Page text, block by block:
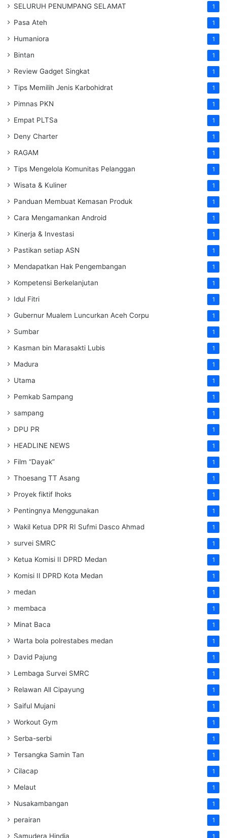
SELURUH PENUMPANG SELAMAT 1
Pasa Ateh 1
Humaniora 1
Bintan 1
Review Gadget Singkat 1
Tips Memilih Jenis Karbohidrat 1
Pimnas PKN 1
Empat PLTSa 1
Deny Charter 1
RAGAM 1
Tips Mengelola Komunitas Pelanggan 1
Wisata & Kuliner 1
Panduan Membuat Kemasan Produk 1
Cara Mengamankan Android 1
Kinerja & Investasi 1
Pastikan setiap ASN 1
Mendapatkan Hak Pengembangan 1
Kompetensi Berkelanjutan 1
Idul Fitri 1
Gubernur Mualem Luncurkan Aceh Corpu 1
Sumbar 1
Kasman bin Marasakti Lubis 1
Madura 1
Utama 1
Pemkab Sampang 1
sampang 1
DPU PR 1
HEADLINE NEWS 1
Film “Dayak” 1
Thoesang TT Asang 1
Proyek fiktif lhoks 1
Pentingnya Menggunakan 1
Wakil Ketua DPR RI Sufmi Dasco Ahmad 1
survei SMRC 1
Ketua Komisi II DPRD Medan 1
Komisi II DPRD Kota Medan 1
medan 1
membaca 1
Minat Baca 1
Warta bola polrestabes medan 1
David Pajung 1
Lembaga Survei SMRC 1
Relawan All Cipayung 1
Saiful Mujani 1
Workout Gym 1
Serba-serbi 1
Tersangka Samin Tan 1
Cilacap 1
Melaut 1
Nusakambangan 1
perairan 1
Samudera Hindia 1